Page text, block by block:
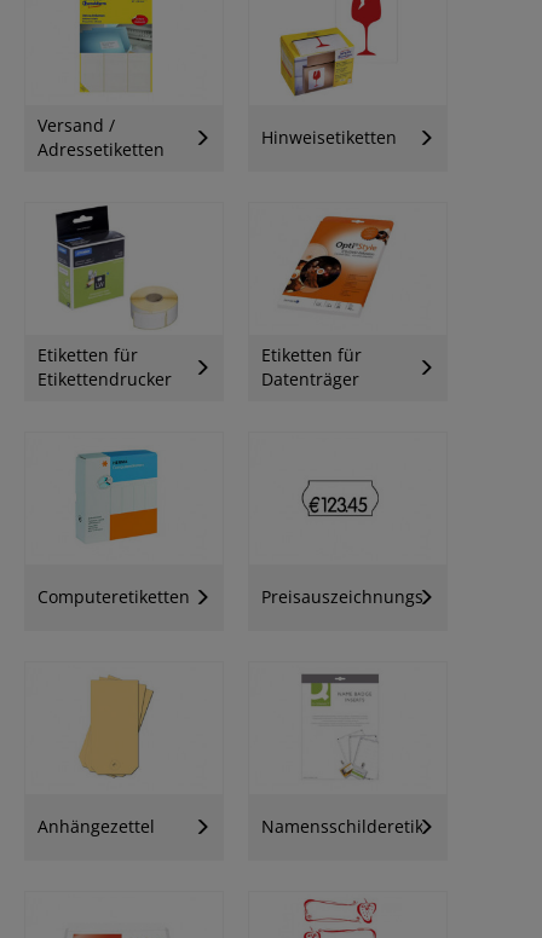
Versand /
Adressetiketten
Hinweisetiketten
Etiketten für
Etikettendrucker
Etiketten für
Datenträger
Computeretiketten Preisauszeichnungsetiketten
Anhängezettel Namensschilderetiketten